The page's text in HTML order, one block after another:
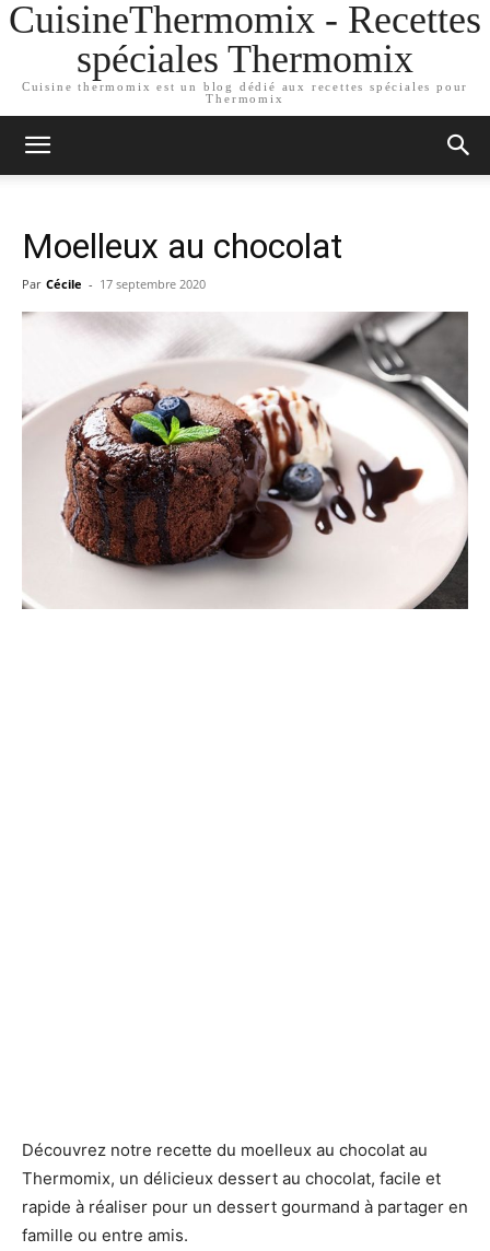
CuisineThermomix - Recettes
spéciales Thermomix
Cuisine thermomix est un blog dédié aux recettes spéciales pour
Thermomix
Moelleux au chocolat
Par Cécile - 17 septembre 2020
Découvrez notre recette du moelleux au chocolat au
Thermomix, un délicieux dessert au chocolat, facile et
rapide à réaliser pour un dessert gourmand à partager en
famille ou entre amis.